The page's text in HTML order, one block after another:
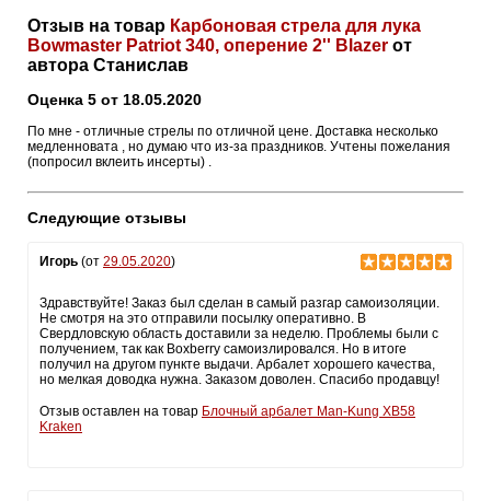
Отзыв на товар Карбоновая стрела для лука
Bowmaster Patriot 340, оперение 2'' Blazer от
автора Станислав
Оценка 5 от 18.05.2020
По мне - отличные стрелы по отличной цене. Доставка несколько
медленновата , но думаю что из-за праздников. Учтены пожелания
(попросил вклеить инсерты) .
Следующие отзывы
Игорь (от 29.05.2020)
Здравствуйте! Заказ был сделан в самый разгар самоизоляции.
Не смотря на это отправили посылку оперативно. В
Свердловскую область доставили за неделю. Проблемы были с
получением, так как Boxberry самоизлировался. Но в итоге
получил на другом пункте выдачи. Арбалет хорошего качества,
но мелкая доводка нужна. Заказом доволен. Спасибо продавцу!
Отзыв оставлен на товар Блочный арбалет Man-Kung XB58
Kraken